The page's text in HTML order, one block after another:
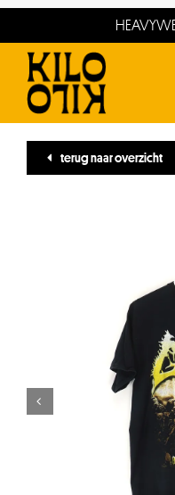
Ga
inhoud
home
webshop
terug naar overzicht
